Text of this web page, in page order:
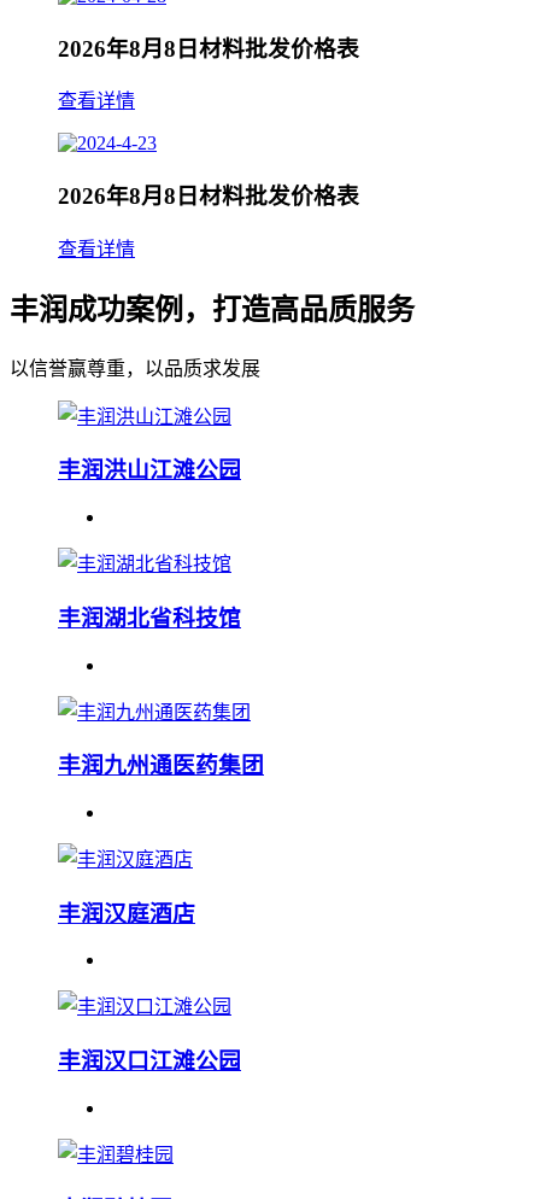
2026年8月8日材料批发价格表
查看详情
2026年8月8日材料批发价格表
查看详情
丰润成功案例，打造高品质服务
以信誉赢尊重，以品质求发展
丰润洪山江滩公园
丰润湖北省科技馆
丰润九州通医药集团
丰润汉庭酒店
丰润汉口江滩公园